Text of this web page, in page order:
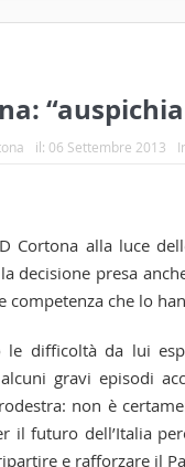
il: 06 Settembre 2013
Cortona alla luce
decisione presa
competenza che lo
le difficoltà da lui
gravi episodi
non è
il futuro dell’Italia
e rafforzare il